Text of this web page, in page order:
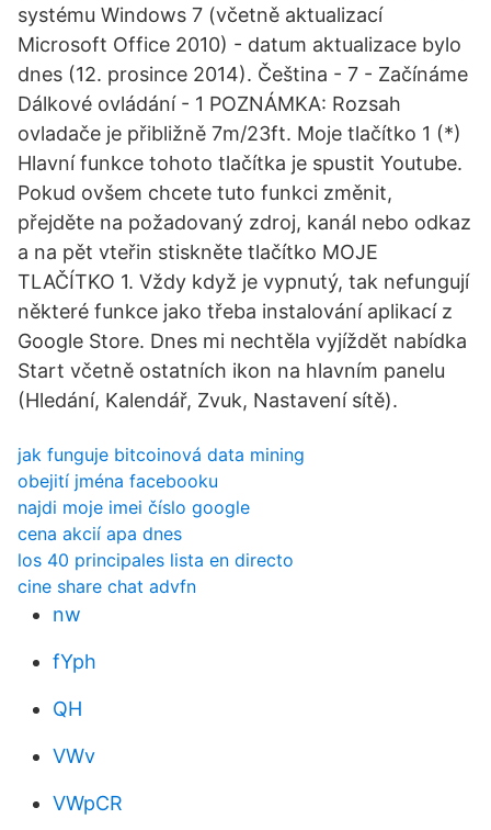
systému Windows 7 (včetně aktualizací
Microsoft Office 2010) - datum aktualizace bylo
dnes (12. prosince 2014). Čeština - 7 - Začínáme
Dálkové ovládání - 1 POZNÁMKA: Rozsah
ovladače je přibližně 7m/23ft. Moje tlačítko 1 (*)
Hlavní funkce tohoto tlačítka je spustit Youtube.
Pokud ovšem chcete tuto funkci změnit,
přejděte na požadovaný zdroj, kanál nebo odkaz
a na pět vteřin stiskněte tlačítko MOJE
TLAČÍTKO 1. Vždy když je vypnutý, tak nefungují
některé funkce jako třeba instalování aplikací z
Google Store. Dnes mi nechtěla vyjíždět nabídka
Start včetně ostatních ikon na hlavním panelu
(Hledání, Kalendář, Zvuk, Nastavení sítě).
jak funguje bitcoinová data mining
obejití jména facebooku
najdi moje imei číslo google
cena akcií apa dnes
los 40 principales lista en directo
cine share chat advfn
nw
fYph
QH
VWv
VWpCR